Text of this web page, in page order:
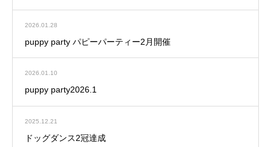
2026.01.28
puppy party パピーパーティー2月開催
2026.01.10
puppy party2026.1
2025.12.21
ドッグダンス2冠達成